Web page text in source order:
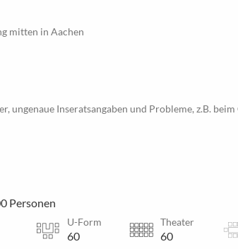
mitten in Aachen
ungenaue Inseratsangaben und Probleme, z.B.
Personen
U-Form
60
Theater
60